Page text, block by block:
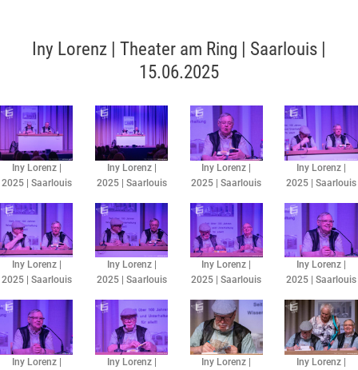
Iny Lorenz | Theater am Ring | Saarlouis |
15.06.2025
Iny Lorenz |
2025 | Saarlouis
Iny Lorenz |
2025 | Saarlouis
Iny Lorenz |
2025 | Saarlouis
Iny Lorenz |
2025 | Saarlouis
Iny Lorenz |
2025 | Saarlouis
Iny Lorenz |
2025 | Saarlouis
Iny Lorenz |
2025 | Saarlouis
Iny Lorenz |
2025 | Saarlouis
Iny Lorenz |
Iny Lorenz |
Iny Lorenz |
Iny Lorenz |